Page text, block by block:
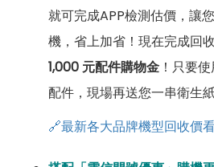
就可完成APP檢測估價，讓
機，省上加省！現在完成回
1,000 元配件購物金 ！只要
配件，現場再送您一串衛生紙
🔗最新各大品牌機型回收價